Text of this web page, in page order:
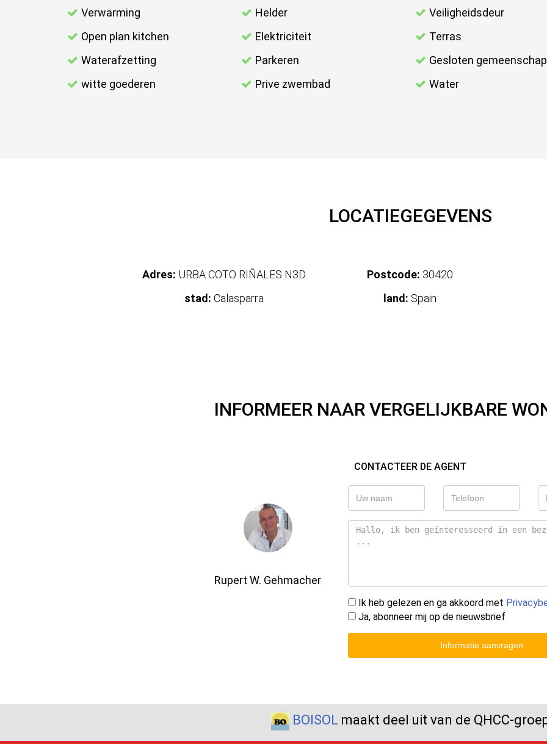
Verwarming
Open plan kitchen
Waterafzetting
witte goederen
Helder
Elektriciteit
Parkeren
Prive zwembad
Veiligheidsdeur
Terras
Gesloten gemeenschap
Water
LOCATIEGEGEVENS
Adres: URBA COTO RIÑALES N3D
stad: Calasparra
Postcode: 30420
land: Spain
INFORMEER NAAR VERGELIJKBARE
CONTACTEER DE AGENT
Rupert W. Gehmacher
Ik heb gelezen en ga akkoord met
Ja, abonneer mij op de nieuwsbrief
Informatie aanvragen
BOISOL maakt deel uit van de QHCC-